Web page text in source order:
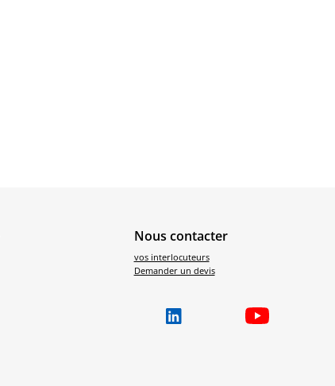
Nous contacter
vos interlocuteurs
Demander un devis